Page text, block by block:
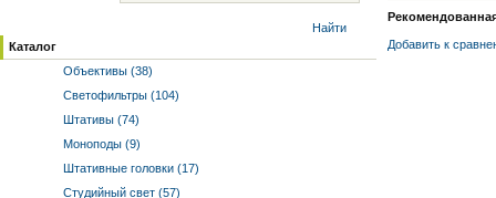
Найти
Каталог
Объективы (38)
Светофильтры (104)
Штативы (74)
Моноподы (9)
Штативные головки (17)
Студийный свет (57)
Добавить к